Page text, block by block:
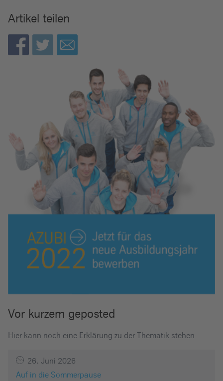
Artikel teilen
Vor kurzem geposted
Hier kann noch eine Erklärung zu der Thematik stehen
26. Juni 2026
Auf in die Sommerpause